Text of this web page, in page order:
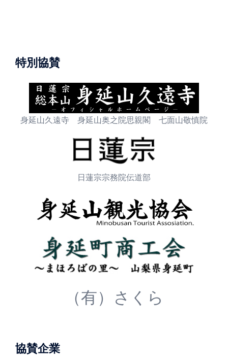
特別協賛
身延山久遠寺 身延山奥之院思親閣 七面山敬慎院
日蓮宗宗務院伝道部
（有）さくら
協賛企業